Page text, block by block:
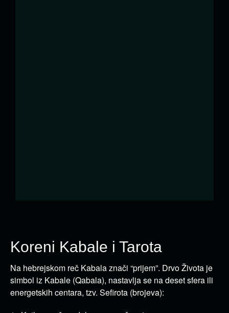
Koreni Kabale i Tarota
Na hebrejskom reč Kabala znači “prijem”. Drvo Života je
simbol iz Kabale (Qabala), nastavlja se na deset sfera ili
energetskih centara, tzv. Sefirota (brojeva):